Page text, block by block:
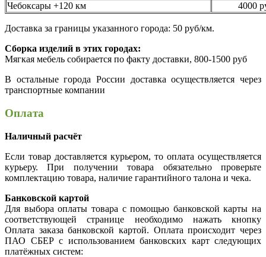
Чебоксары +120 км
4000
Доставка за границы указанного города: 50 руб/км.
Сборка изделий в этих городах:
Мягкая мебель собирается по факту доставки, 800-1500 руб
В остальные города России доставка осуществляется через
транспортные компании
Оплата
Наличный расчёт
Если товар доставляется курьером, то оплата осуществляется
курьеру. При получении товара обязательно проверьте
комплектацию товара, наличие гарантийного талона и чека.
Банковской картой
Для выбора оплаты товара с помощью банковской карты на
соответствующей странице необходимо нажать кнопку
Оплата заказа банковской картой. Оплата происходит через
ПАО СБЕР с использованием банковских карт следующих
платёжных систем: